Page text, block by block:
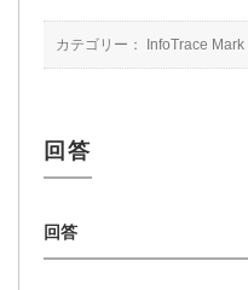
カテゴリー： InfoTrace Mark II